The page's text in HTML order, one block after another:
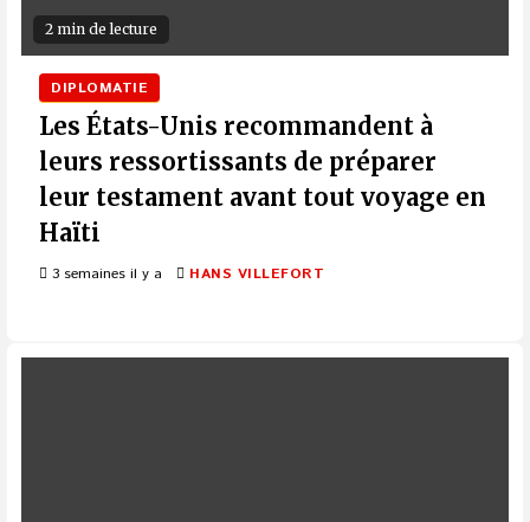
2 min de lecture
DIPLOMATIE
Les États-Unis recommandent à
leurs ressortissants de préparer
leur testament avant tout voyage en
Haïti
3 semaines il y a HANS VILLEFORT